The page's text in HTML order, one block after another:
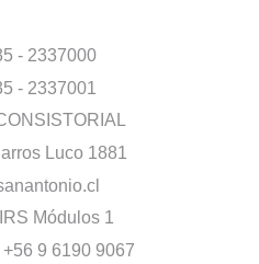
- 2337000
- 2337001
Luco 1881
Módulos 1
9 6190 9067